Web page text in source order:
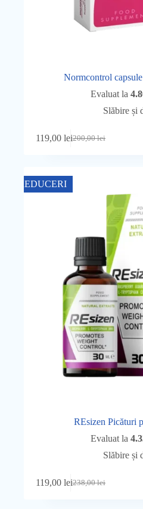
Normcontrol
Evaluat la
Slăbire și
200,00lei
Prețul
fost:
119,00leiPrețul
119,00 lei.
REDUCERI
REsizen Picături
Evaluat la
Slăbire și
238,00lei
Prețul
119,00leiPrețul